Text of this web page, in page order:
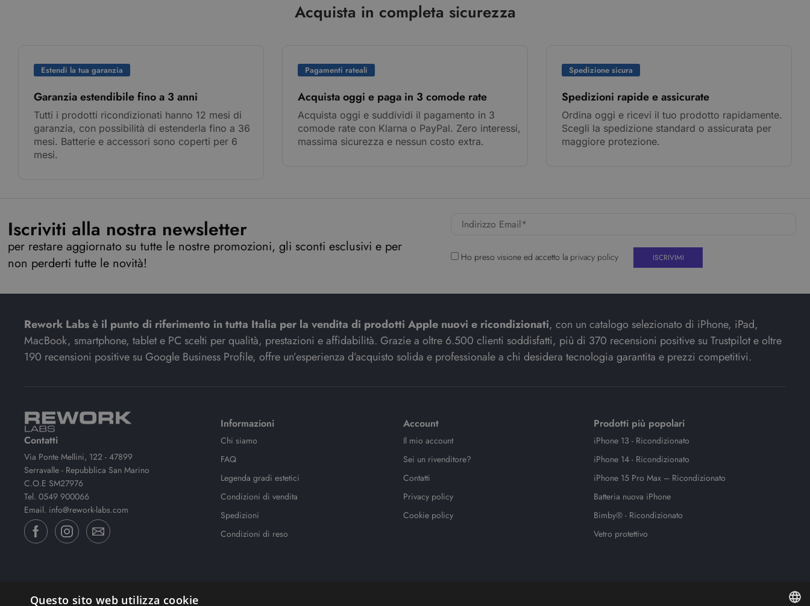
Acquista in completa sicurezza
Estendi la tua garanzia
Garanzia estendibile fino a 3 anni
Tutti i prodotti ricondizionati hanno 12 mesi di
garanzia, con possibilità di estenderla fino a 36
mesi. Batterie e accessori sono coperti per 6
mesi.
Pagamenti rateali
Acquista oggi e paga in 3 comode rate
Acquista oggi e suddividi il pagamento in 3
comode rate con Klarna o PayPal. Zero interessi,
massima sicurezza e nessun costo extra.
Spedizione sicura
Spedizioni rapide e assicurate
Ordina oggi e ricevi il tuo prodotto rapidamente.
Scegli la spedizione standard o assicurata per
maggiore protezione.
Iscriviti alla nostra newsletter
per restare aggiornato su tutte le nostre promozioni, gli sconti esclusivi e per
non perderti tutte le novità!
Ho preso visione ed accetto la privacy policy
Rework Labs è il punto di riferimento in tutta Italia per la vendita di prodotti Apple nuovi e ricondizionati, con un catalogo selezionato di iPhone, iPad,
MacBook, smartphone, tablet e PC scelti per qualità, prestazioni e affidabilità. Grazie a oltre 6.500 clienti soddisfatti, più di 370 recensioni positive su Trustpilot e oltre
190 recensioni positive su Google Business Profile, offre un’esperienza d’acquisto solida e professionale a chi desidera tecnologia garantita e prezzi competitivi.
Contatti
Via Ponte Mellini, 122 - 47899
Serravalle - Repubblica San Marino
C.O.E SM27976
Tel.0549 900066
Email. info@rework-labs.com
Informazioni
Chi siamo
FAQ
Legenda gradi estetici
Condizioni di vendita
Spedizioni
Condizioni di reso
Account
Il mio account
Sei un rivenditore?
Contatti
Privacy policy
Cookie policy
Prodotti più popolari
iPhone 13 - Ricondizionato
iPhone 14 - Ricondizionato
iPhone 15 Pro Max – Ricondizionato
Batteria nuova iPhone
Bimby® - Ricondizionato
Vetro protettivo
Questo sito web utilizza cookie